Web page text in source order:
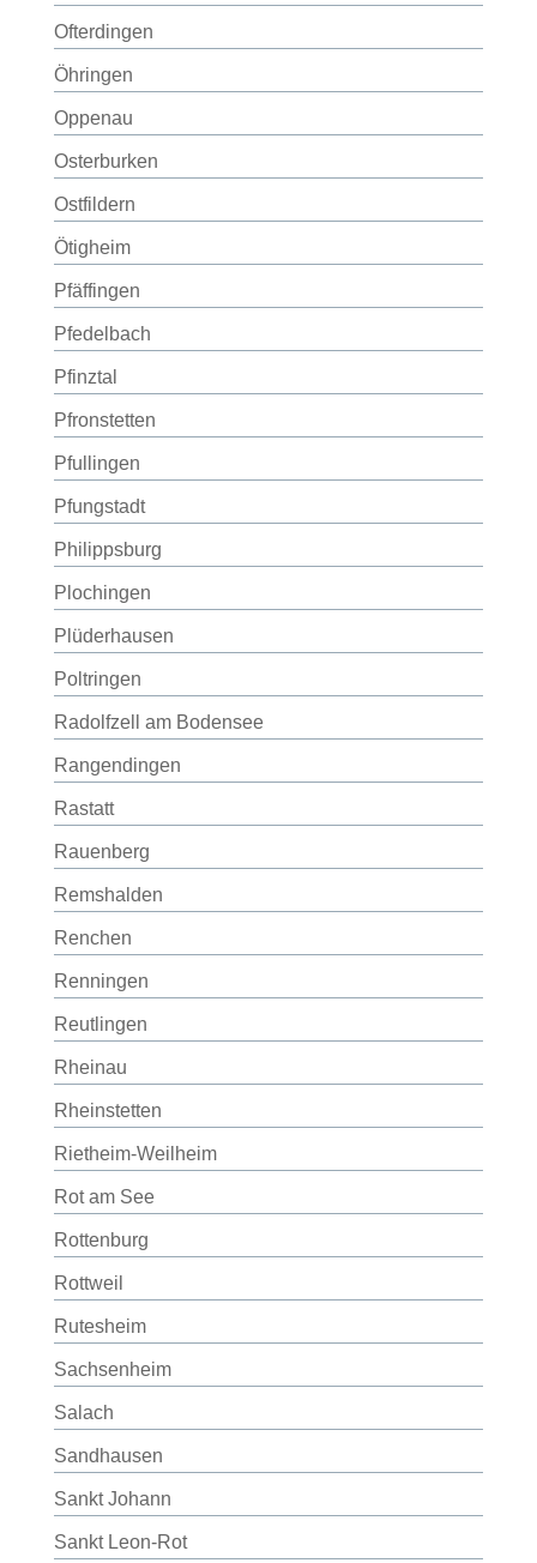
Ofterdingen
Öhringen
Oppenau
Osterburken
Ostfildern
Ötigheim
Pfäffingen
Pfedelbach
Pfinztal
Pfronstetten
Pfullingen
Pfungstadt
Philippsburg
Plochingen
Plüderhausen
Poltringen
Radolfzell am Bodensee
Rangendingen
Rastatt
Rauenberg
Remshalden
Renchen
Renningen
Reutlingen
Rheinau
Rheinstetten
Rietheim-Weilheim
Rot am See
Rottenburg
Rottweil
Rutesheim
Sachsenheim
Salach
Sandhausen
Sankt Johann
Sankt Leon-Rot